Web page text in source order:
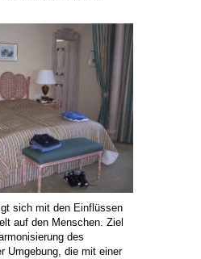
sich mit den Einflüssen
auf den Menschen. Ziel
des
Umgebung, die mit einer